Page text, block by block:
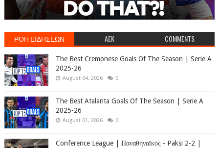
ΡΟΗ ΕΙΔΗΣΕΩΝ AEK COMMENTS
The Best Cremonese Goals Of The Season | Serie A
2025-26
August 04, 2026 0
The Best Atalanta Goals Of The Season | Serie A
2025-26
August 01, 2026 0
Conference League | Παναθηναϊκός - Paksi 2-2 |